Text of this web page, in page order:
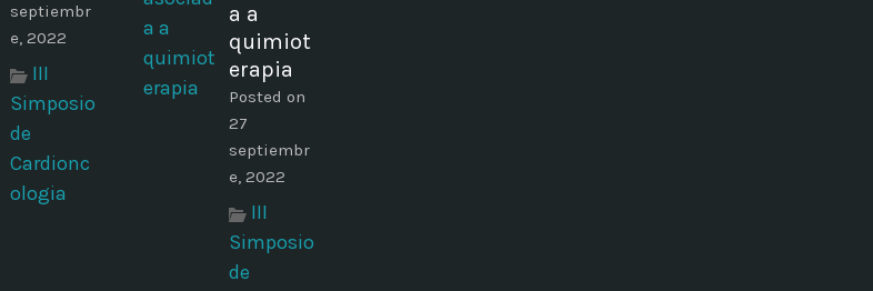
septiembr
e, 2022
III
Simposio
de
Cardionc
ologia
a a
quimiot
erapia
Posted on
27
septiembr
e, 2022
III
Simposio
de